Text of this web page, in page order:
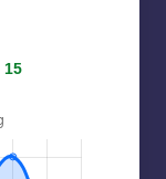
15